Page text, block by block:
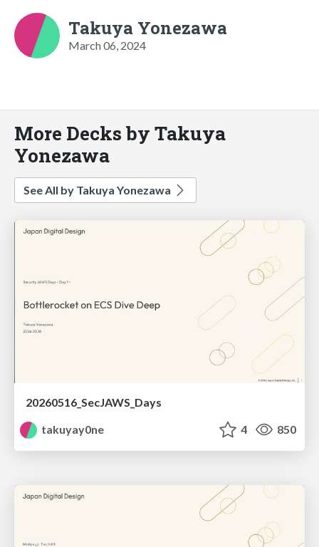
Takuya Yonezawa
March 06, 2024
More Decks by Takuya
Yonezawa
See All by Takuya Yonezawa
20260516_SecJAWS_Days
takuyay0ne
4 850